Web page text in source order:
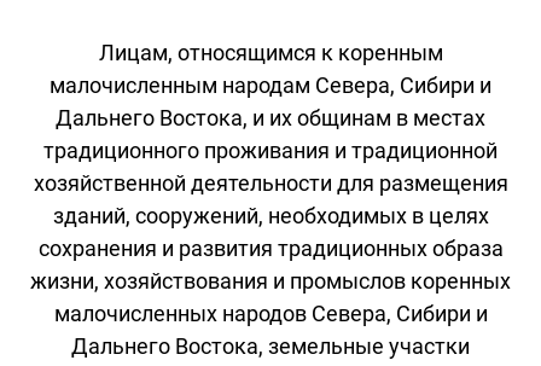
Лицам, относящимся к коренным
малочисленным народам Севера, Сибири и
Дальнего Востока, и их общинам в местах
традиционного проживания и традиционной
хозяйственной деятельности для размещения
зданий, сооружений, необходимых в целях
сохранения и развития традиционных образа
жизни, хозяйствования и промыслов коренных
малочисленных народов Севера, Сибири и
Дальнего Востока, земельные участки